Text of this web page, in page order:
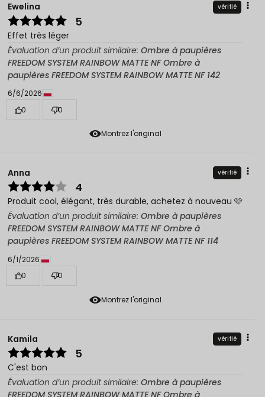
Montrez l'original
Ewelina vérifié
5
Effet très léger
Évaluation d’un produit similaire: Ombre à paupières
FREEDOM SYSTEM RAINBOW MATTE NF Ombre à
paupières FREEDOM SYSTEM RAINBOW MATTE NF 142
6/6/2026
0
0
Montrez l'original
Anna vérifié
4
Produit cool, élégant, très durable, achetez à nouveau 🩷
Évaluation d’un produit similaire: Ombre à paupières
FREEDOM SYSTEM RAINBOW MATTE NF Ombre à
paupières FREEDOM SYSTEM RAINBOW MATTE NF 114
6/1/2026
0
0
Kamila vérifié
5
C'est bon
Évaluation d’un produit similaire: Ombre à paupières